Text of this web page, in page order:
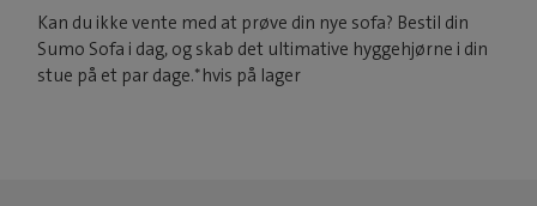
Kan du ikke vente med at prøve din nye sofa? Bestil din
Sumo Sofa i dag, og skab det ultimative hyggehjørne i din
stue på et par dage.*hvis på lager